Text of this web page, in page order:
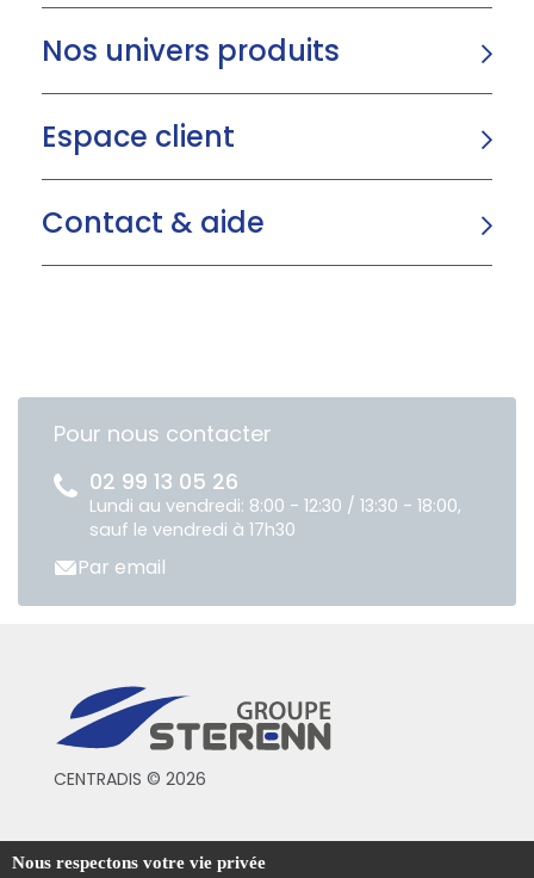
Nos univers produits
Espace client
Contact & aide
Pour nous contacter
02 99 13 05 26
Lundi au vendredi: 8:00 - 12:30 / 13:30 - 18:00,
sauf le vendredi à 17h30
Par email
CENTRADIS © 2026
Conditions générales de vente
Nous respectons votre vie privée